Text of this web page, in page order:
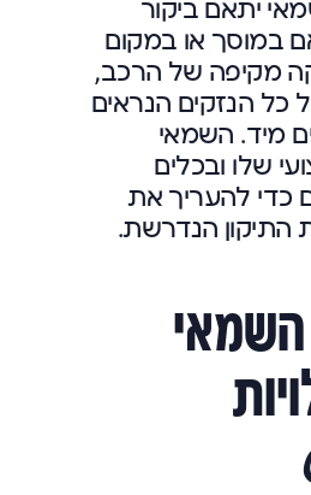
יתאם ביקור
במוסך או במקום
מקיפה של הרכב,
כל הנזקים הנראים
מיד. השמאי
שלו ובכלים
כדי להעריך את
התיקון הנדרשת.